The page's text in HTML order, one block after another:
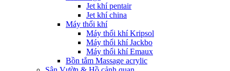
Jet khí pentair
Jet khí china
Máy thổi khí
Máy thổi khí Kripsol
Máy thổi khí Jackbo
Máy thổi khí Emaux
Bồn tắm Massage acrylic